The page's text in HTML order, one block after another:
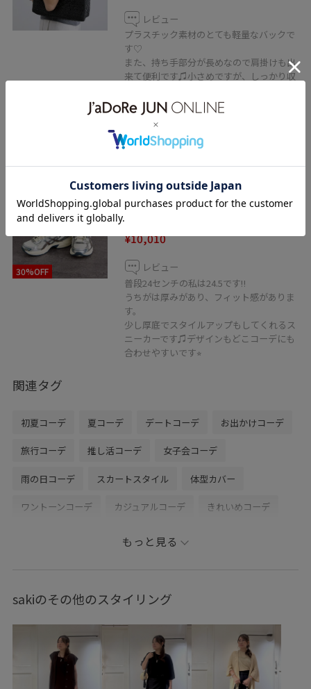
レビュー
プラスチック素材のとても軽量なバックで
す♡
また、持ち手部分が長めなので肩掛けも出
来て便利です♫小さめですが、しっかり収
サッと置いた時でも独立してしっかり立っ
てくれるのも嬉しいです♡
30%OFF
【J'aDoRe・店舗限定】
【asics（アシックス）】GEL-1130
¥10,010
レビュー
普段24センチの私は24.5です‼︎
うちがは厚みがあり、フィット感がありま
す。
少し厚底でスタイルアップもしてくれるス
ニーカーです♫デザインもどこコーデにも
合わせやすいです⭐︎
関連タグ
初夏コーデ 夏コーデ デートコーデ お出かけコーデ
旅行コーデ 推し活コーデ 女子会コーデ
雨の日コーデ スカートスタイル 体型カバー
ワントーンコーデ カジュアルコーデ きれいめコーデ
ストレート
ブルゾン スカート バッグ
SHC36240 SHL36260 SHM36240 26SS15
26SS30 26summer_salon_bottom Exclusive_GW
もっと見る
sakiのその他のスタイリング